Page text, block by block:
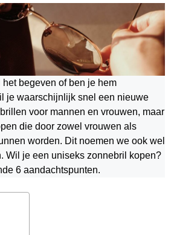
begeven of ben je hem
je waarschijnlijk snel een nieuwe
voor mannen en vrouwen, maar
die door zowel vrouwen als
worden. Dit noemen we ook wel
Wil je een uniseks zonnebril kopen?
6 aandachtspunten.